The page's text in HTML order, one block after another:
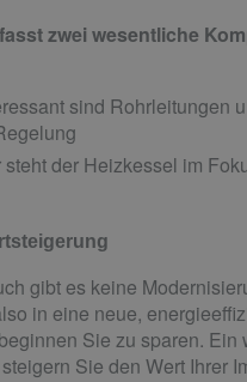
zwei wesentliche
sind Rohrleitungen
der Heizkessel im
gibt es keine
in eine neue,
Sie zu sparen. Ein
Sie den Wert Ihrer